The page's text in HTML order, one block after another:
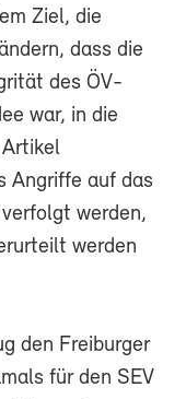
Ziel, die
dass die
des ÖV-
war, in die
Artikel
Angriffe auf das
werden,
werden
den Freiburger
für den SEV